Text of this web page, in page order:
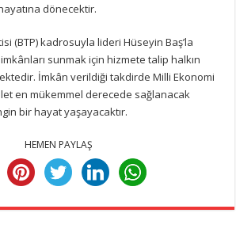
dönecektir.
(BTP) kadrosuyla lideri Hüseyin Baş’la
sunmak için hizmete talip halkın
İmkân verildiği takdirde Milli Ekonomi
en mükemmel derecede sağlanacak
bir hayat yaşayacaktır.
HEMEN PAYLAŞ